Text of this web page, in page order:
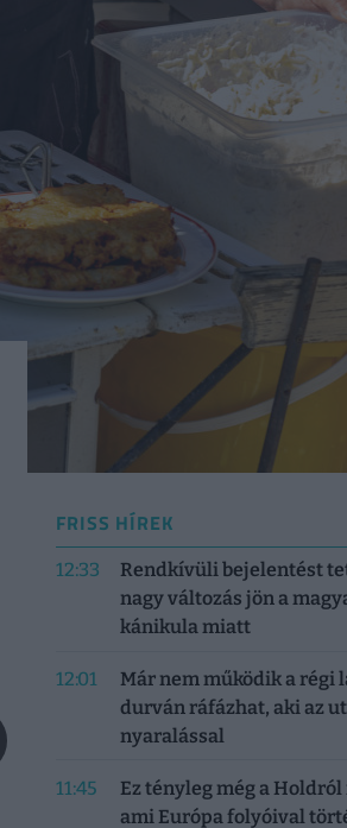
FRISS HÍREK
12:33
Rendkívüli bejelentést
nagy változás jön a
kánikula miatt
12:01
Már nem működik a régi
durván ráfázhat, aki az
nyaralással
11:45
Ez tényleg még a
ami Európa folyóival